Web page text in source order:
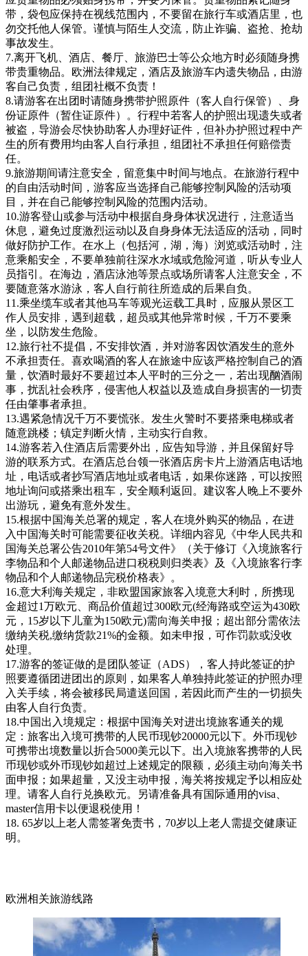
带，袋包应保持在视线范围内，不要留在旅行车或酒店里，也
勿交托他人保管。谨慎与陌生人交流，防止诈骗、盗抢、抢劫
事故发生。
7.离开飞机、酒店、餐厅、旅游巴士等公众地方时必须随身携
带贵重物品。欧洲法律规定，酒店及旅游车内遗失物品，由游
客自己负责，组团社概不负责！
8.请游客在出团时请随身携带护照原件（客人自行保管）、身
份证原件（暂住证原件）。行程中若客人的护照出现遗失或者
被盗，导游会尽快协助客人办理好证件，但补办护照过程中产
生的所有费用均由客人自行承担，组团社不承担任何赔偿责
任。
9.旅游期间请注意安全，留意集中时间与地点。在旅游行程中
的自由活动时间，游客应当选择自己能够控制风险的活动项
目，并在自己能够控制风险的范围内活动。
10.游客登山或参与活动中根据自身身体状况进行，注意适当
休息，避免过度激烈运动以及自身身体无法适应的活动，同时
做好防护工作。在水上（包括河，湖，海）浏览或活动时，注
意乘船安全，不要单独前往深水水域或危险河道，听从专业人
员指引。在海边，酒店泳池等景点或场所请客人注意安全，不
要随意落水游泳，客人自行前往所造成的后果自负。
11.乘坐缆车或者其他马车等观光运载工具时，应服从景区工
作人员安排，遇到超载，超员或其他异常时候，千万不要乘
坐，以防发生危险。
12.旅行社不提倡，不安排饮酒，并对游客因饮酒发生的意外
不承担责任。喜欢喝酒的客人在旅途中应该严格控制自己的酒
量，饮酒时最好不要超过本人平时的三分之一，若出现酗酒闹
事，扰乱社会秩序，侵害他人权益以及造成自身损害的一切责
任由肇事者承担。
13.遇紧急情况千万不要慌张。发生火警时不要搭乘电梯或者
随意跳楼；镇定判断火情，主动实行自救。
14.游客若入住酒店后需要外出，应告知导游，并且保留好导
游的联系方式。在酒店总台领一张酒店房卡片上游酒店电话地
址，电话或者抄写酒店地址或者电话，如果你迷路，可以按照
地址询问或搭乘出租车，安全顺利返回。建议客人晚上不要外
出游玩，避免有意外发生。
15.根据中国海关总署的规定，客人在境外购买的物品，在进
入中国海关时可能需要征收关税。详细内容见《中华人民共和
国海关总署公告2010年第54号文件》（关于修订《入境旅客行
李物品和个人邮递物品进口税税则归类表》及《入境旅客行李
物品和个人邮递物品完税价格表》。
16.意大利海关规定，非欧盟国家旅客入境意大利时，所携现
金超过1万欧元、商品价值超过300欧元(经海路或空运为430欧
元，15岁以下儿童为150欧元)需向海关申报；超出部分需依法
缴纳关税,缴纳货款21%的金额。如未申报，可作罚款或没收
处理。
17.游客的签证做的是团队签证（ADS），客人持此签证的护
照要遵循团进团出的原则，如果客人单独持此签证的护照办理
入关手续，将会被移民局遣送回国，若因此而产生的一切损失
由客人自行负责。
18.中国出入境规定：根据中国海关对进出境旅客通关的规
定：旅客出入境可携带的人民币现钞20000元以下。外币现钞
可携带出境数量以折合5000美元以下。出入境旅客携带的人民
币现钞或外币现钞如超过上述规定的限额，必须主动向海关书
面申报；如果超量，又没主动申报，海关将按规定予以相应处
理。请客人自行兑换欧元。另请准备具有国际通用的visa、
master信用卡以便退税使用！
18. 65岁以上老人需签署免责书，70岁以上老人需提交健康证
明。
欧洲相关旅游线路